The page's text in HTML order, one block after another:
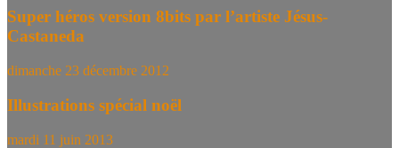
Super héros version 8bits par l’artiste Jésus-
Castaneda
dimanche 23 décembre 2012
Illustrations spécial noël
mardi 11 juin 2013